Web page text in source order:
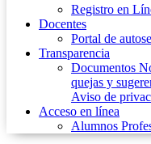
Registro en
Docentes
Portal de
Transparencia
Documentos
quejas y
Aviso de
Acceso en línea
Alumnos